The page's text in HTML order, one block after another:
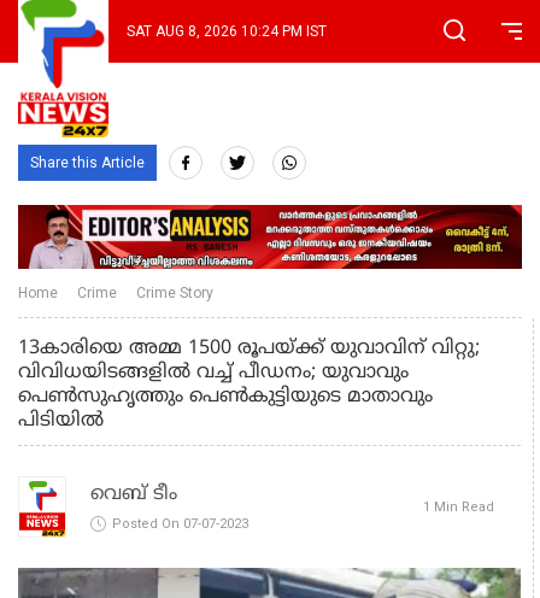
SAT AUG 8, 2026 10:24 PM IST
Share this Article
Home Crime Crime Story
13കാരിയെ അമ്മ 1500 രൂപയ്ക്ക് യുവാവിന് വിറ്റു;
വിവിധയിടങ്ങളിൽ വച്ച് പീഡനം; യുവാവും
പെൺസുഹൃത്തും പെൺകുട്ടിയുടെ മാതാവും
പിടിയിൽ
വെബ് ടീം
Posted On 07-07-2023
1 Min Read